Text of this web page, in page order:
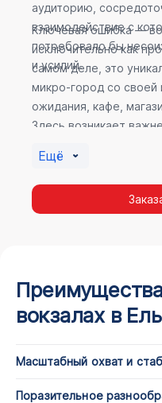
аудиторию,
взаимодействие с
потребовало бы
и усилий.
Ключевая ошибка —
исключительно как
самом деле, это
микро-город со своей
ожидания, кафе,
Здесь возникает
пассажир
его внимание не так
просмотре постов в
Ещё
вокзалах в
Масштабный охват и
Поразительное